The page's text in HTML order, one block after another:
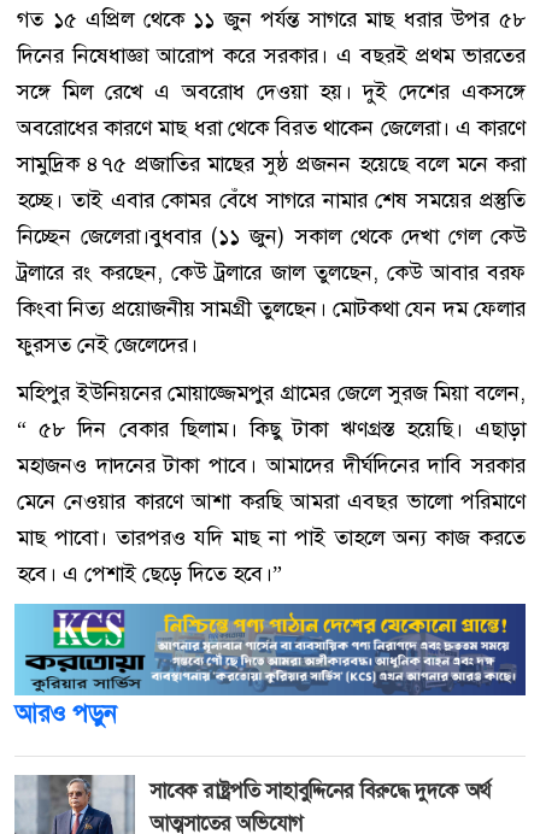
গত ১৫ এপ্রিল থেকে ১১ জুন পর্যন্ত সাগরে মাছ ধরার উপর ৫৮
দিনের নিষেধাজ্ঞা আরোপ করে সরকার। এ বছরই প্রথম ভারতের
সঙ্গে মিল রেখে এ অবরোধ দেওয়া হয়। দুই দেশের একসঙ্গে
অবরোধের কারণে মাছ ধরা থেকে বিরত থাকেন জেলেরা। এ কারণে
সামুদ্রিক ৪৭৫ প্রজাতির মাছের সুষ্ঠ প্রজনন হয়েছে বলে মনে করা
হচ্ছে। তাই এবার কোমর বেঁধে সাগরে নামার শেষ সময়ের প্রস্তুতি
নিচ্ছেন জেলেরা।বুধবার (১১ জুন) সকাল থেকে দেখা গেল কেউ
ট্রলারে রং করছেন, কেউ ট্রলারে জাল তুলছেন, কেউ আবার বরফ
কিংবা নিত্য প্রয়োজনীয় সামগ্রী তুলছেন। মোটকথা যেন দম ফেলার
ফুরসত নেই জেলেদের।
মহিপুর ইউনিয়নের মোয়াজ্জেমপুর গ্রামের জেলে সুরজ মিয়া বলেন,
“ ৫৮ দিন বেকার ছিলাম। কিছু টাকা ঋণগ্রস্ত হয়েছি। এছাড়া
মহাজনও দাদনের টাকা পাবে। আমাদের দীর্ঘদিনের দাবি সরকার
মেনে নেওয়ার কারণে আশা করছি আমরা এবছর ভালো পরিমাণে
মাছ পাবো। তারপরও যদি মাছ না পাই তাহলে অন্য কাজ করতে
হবে। এ পেশাই ছেড়ে দিতে হবে।”
আরও পড়ুন
সাবেক রাষ্ট্রপতি সাহাবুদ্দিনের বিরুদ্ধে দুদকে অর্থ
আত্মসাতের অভিযোগ